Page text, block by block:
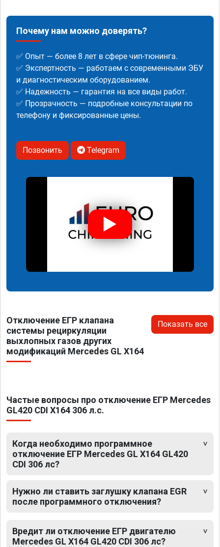
Почему нам можно доверять?
✅ Опыт — более 8 лет в сфере чип-тюнинга.
✅ Экспертность — работаем с современными ЭБУ
и диагностическим оборудованием.
✅ Надежность — гарантия на все виды работ.
✅ Прозрачность — подробные консультации по
телефону и фиксированные цены.
Позвонить Telegram
Отключение ЕГР клапана
системы рециркуляции
выхлопных газов других
модификаций Mercedes GL X164
Показать все
Частые вопросы про отключение ЕГР Mercedes
GL420 CDI X164 306 л.с.
Когда необходимо программное
отключение ЕГР Mercedes GL X164 GL420
CDI 306 лс?
Нужно ли ставить заглушку клапана EGR
после программного отключения?
Вредит ли отключение ЕГР двигателю
Mercedes GL X164 GL420 CDI 306 лс?